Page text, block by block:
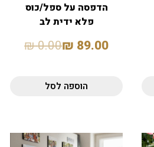
הדפסה על ספל/כוס
פלא ידית לב
89.00
₪
0.00
₪
הוספה לסל